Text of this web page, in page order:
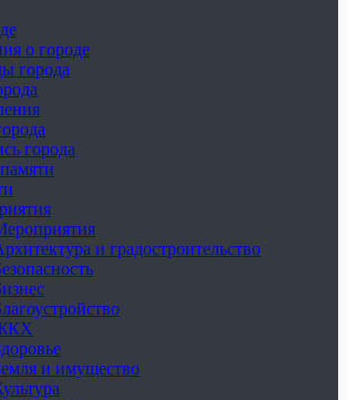
о городе
города
города
и градостроительство
и имущество